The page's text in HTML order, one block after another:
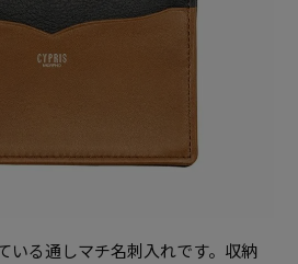
いる通しマチ名刺入れです。収納